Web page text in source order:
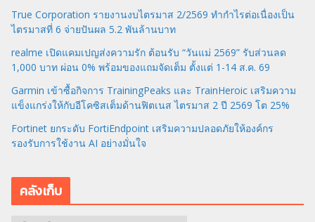
True Corporation รายงานงบไตรมาส 2/2569 ทำกำไรต่อเนื่องเป็น
ไตรมาสที่ 6 จ่ายปันผล 5.2 พันล้านบาท
realme เปิดแคมเปญส่งความรัก ต้อนรับ “วันแม่ 2569” รับส่วนลด
1,000 บาท ผ่อน 0% พร้อมของแถมจัดเต็ม ตั้งแต่ 1-14 ส.ค. 69
Garmin เข้าซื้อกิจการ TrainingPeaks และ TrainHeroic เสริมความ
แข็งแกร่งให้กับอีโคซิสเต็มด้านฟิตเนส ไตรมาส 2 ปี 2569 โต 25%
Fortinet ยกระดับ FortiEndpoint เสริมความปลอดภัยให้องค์กร
รองรับการใช้งาน AI อย่างมั่นใจ
คลังเก็บ